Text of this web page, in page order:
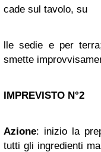
cade sul tavolo, su
lle sedie e per
smette
IMPREVISTO N°2
Azione: inizio la
tutti gli ingredienti